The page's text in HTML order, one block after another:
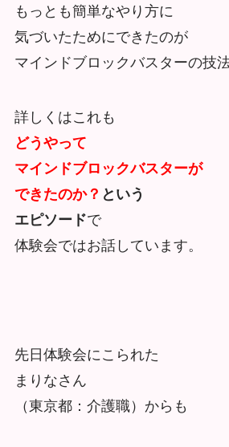
もっとも簡単なやり方に
気づいたためにできたのが
マインドブロックバスターの技法
詳しくはこれも
どうやって
マインドブロックバスターが
できたのか？ という
エピソードで
体験会ではお話しています。
先日体験会にこられた
まりなさん
（東京都：介護職）からも